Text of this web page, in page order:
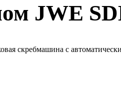
JWE
скребмашина с